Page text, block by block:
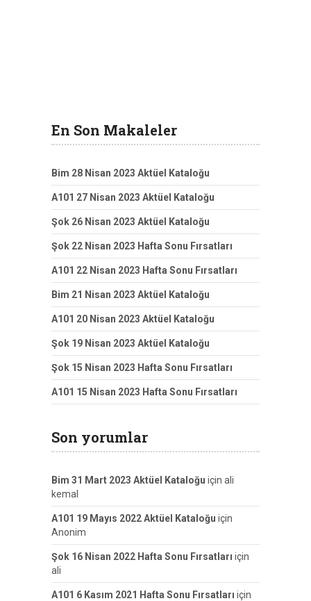
En Son Makaleler
Bim 28 Nisan 2023 Aktüel Kataloğu
A101 27 Nisan 2023 Aktüel Kataloğu
Şok 26 Nisan 2023 Aktüel Kataloğu
Şok 22 Nisan 2023 Hafta Sonu Fırsatları
A101 22 Nisan 2023 Hafta Sonu Fırsatları
Bim 21 Nisan 2023 Aktüel Kataloğu
A101 20 Nisan 2023 Aktüel Kataloğu
Şok 19 Nisan 2023 Aktüel Kataloğu
Şok 15 Nisan 2023 Hafta Sonu Fırsatları
A101 15 Nisan 2023 Hafta Sonu Fırsatları
Son yorumlar
Bim 31 Mart 2023 Aktüel Kataloğu için ali
kemal
A101 19 Mayıs 2022 Aktüel Kataloğu için
Anonim
Şok 16 Nisan 2022 Hafta Sonu Fırsatları için
ali
A101 6 Kasım 2021 Hafta Sonu Fırsatları için